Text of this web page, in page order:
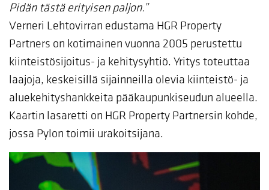
Pidän tästä erityisen paljon.”
Verneri Lehtovirran edustama HGR Property
Partners on kotimainen vuonna 2005 perustettu
kiinteistösijoitus- ja kehitysyhtiö. Yritys toteuttaa
laajoja, keskeisillä sijainneilla olevia kiinteistö- ja
aluekehityshankkeita pääkaupunkiseudun alueella.
Kaartin lasaretti on HGR Property Partnersin kohde,
jossa Pylon toimii urakoitsijana.